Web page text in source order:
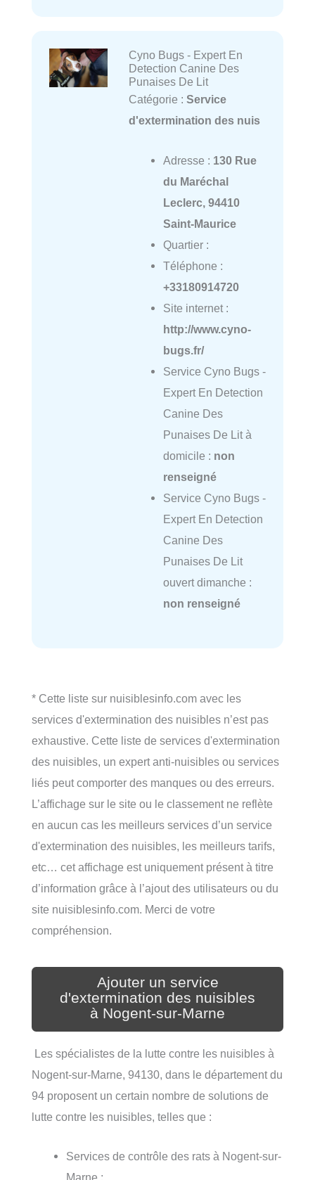
Cyno Bugs - Expert En
Detection Canine Des
Punaises De Lit
Catégorie : Service
d'extermination des nuis
Adresse : 130 Rue
du Maréchal
Leclerc, 94410
Saint-Maurice
Quartier :
Téléphone :
+33180914720
Site internet :
http://www.cyno-
bugs.fr/
Service Cyno Bugs -
Expert En Detection
Canine Des
Punaises De Lit à
domicile : non
renseigné
Service Cyno Bugs -
Expert En Detection
Canine Des
Punaises De Lit
ouvert dimanche :
non renseigné
* Cette liste sur nuisiblesinfo.com avec les
services d'extermination des nuisibles n’est pas
exhaustive. Cette liste de services d'extermination
des nuisibles, un expert anti-nuisibles ou services
liés peut comporter des manques ou des erreurs.
L’affichage sur le site ou le classement ne reflète
en aucun cas les meilleurs services d’un service
d'extermination des nuisibles, les meilleurs tarifs,
etc… cet affichage est uniquement présent à titre
d’information grâce à l’ajout des utilisateurs ou du
site nuisiblesinfo.com. Merci de votre
compréhension.
Ajouter un service
d'extermination des nuisibles
à Nogent-sur-Marne
Les spécialistes de la lutte contre les nuisibles à
Nogent-sur-Marne, 94130, dans le département du
94 proposent un certain nombre de solutions de
lutte contre les nuisibles, telles que :
Services de contrôle des rats à Nogent-sur-
Marne ;